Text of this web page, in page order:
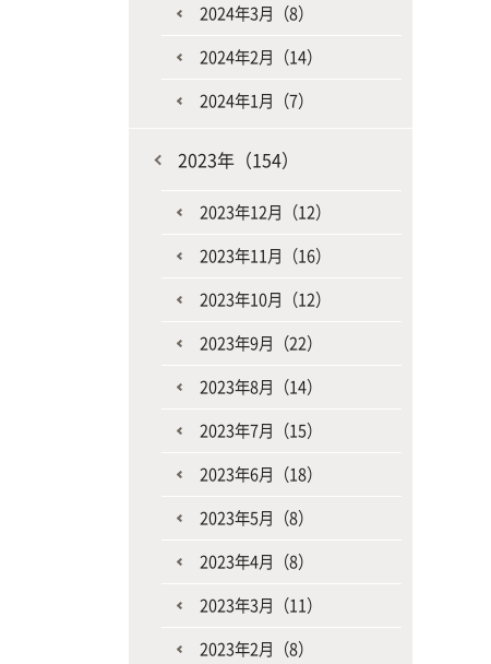
2024年3月（8）
2024年2月（14）
2024年1月（7）
2023年（154）
2023年12月（12）
2023年11月（16）
2023年10月（12）
2023年9月（22）
2023年8月（14）
2023年7月（15）
2023年6月（18）
2023年5月（8）
2023年4月（8）
2023年3月（11）
2023年2月（8）